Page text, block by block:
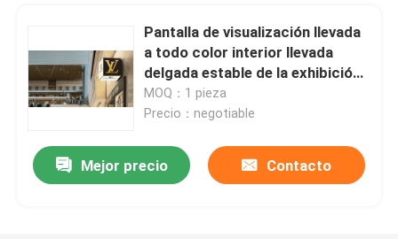
Productos
Sobre nosotros
Pantalla de visualización llevada
a todo color interior llevada
delgada estable de la exhibición
P4.81 P3.91 P1.875
MOQ：1 pieza
Precio：negotiable
Mejor precio Contacto
publicidad de pantalla creativa de la pantalla LED P2.064 de 2.604m m 50W al aire libre